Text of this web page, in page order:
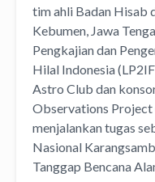
tim ahli Badan Hisab
Kebumen, Jawa
Pengkajian dan
Hilal Indonesia
Astro Club dan
Observations Project
menjalankan tugas
Nasional
Tanggap Bencana